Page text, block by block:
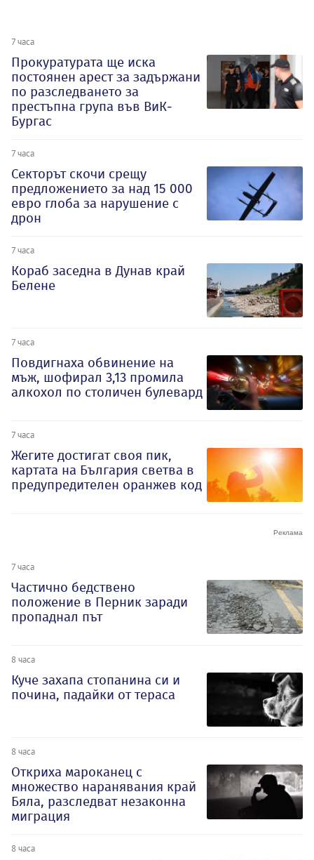
7 часа
Прокуратурата ще иска
постоянен арест за задържани
по разследването за
престъпна група във ВиК-
Бургас
7 часа
Секторът скочи срещу
предложението за над 15 000
евро глоба за нарушение с
дрон
7 часа
Кораб заседна в Дунав край
Белене
7 часа
Повдигнаха обвинение на
мъж, шофирал 3,13 промила
алкохол по столичен булевард
7 часа
Жегите достигат своя пик,
картата на България светва в
предупредителен оранжев код
7 часа
Частично бедствено
положение в Перник заради
пропаднал път
8 часа
Куче захапа стопанина си и
почина, падайки от тераса
8 часа
Откриха мароканец с
множество наранявания край
Бяла, разследват незаконна
миграция
8 часа